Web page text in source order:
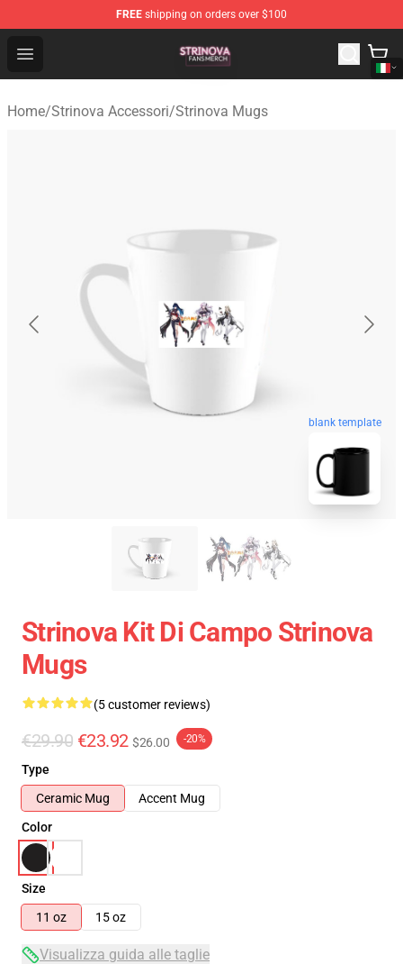
FREE shipping on orders over $100
Open menu
Strinova Shop - Official Strinova Merchandise Store
Home/Strinova Accessori/Strinova Mugs
blank template
Strinova Kit Di Campo Strinova
Mugs
(5 customer reviews)
€29.90 €23.92 $26.00 -20%
Type
Ceramic Mug
Accent Mug
Color
Size
11 oz
15 oz
Visualizza guida alle taglie